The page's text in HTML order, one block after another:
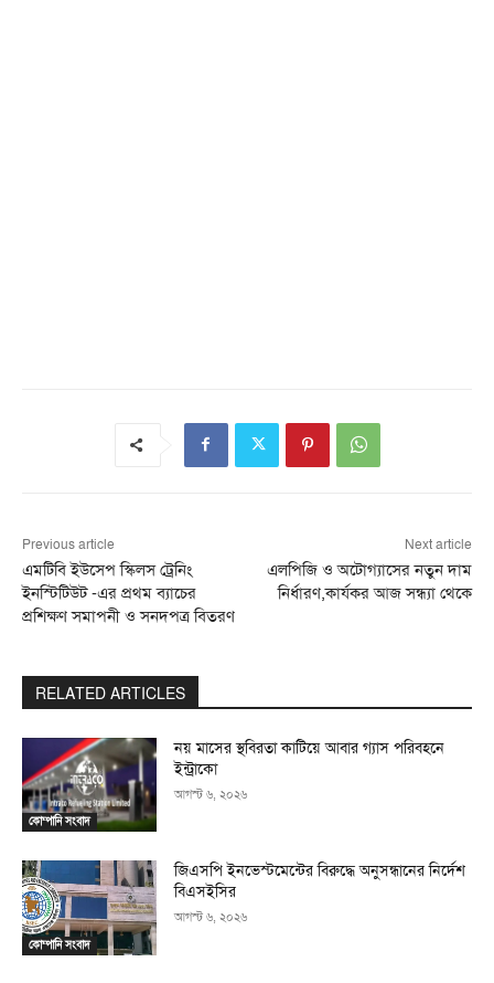
Previous article
এমটিবি ইউসেপ স্কিলস ট্রেনিং
ইনস্টিটিউট -এর প্রথম ব্যাচের
প্রশিক্ষণ সমাপনী ও সনদপত্র বিতরণ
Next article
এলপিজি ও অটোগ্যাসের নতুন দাম
নির্ধারণ,কার্যকর আজ সন্ধ্যা থেকে
RELATED ARTICLES
কোম্পানি সংবাদ
নয় মাসের স্থবিরতা কাটিয়ে আবার গ্যাস পরিবহনে
ইন্ট্রাকো
আগস্ট ৬, ২০২৬
কোম্পানি সংবাদ
জিএসপি ইনভেস্টমেন্টের বিরুদ্ধে অনুসন্ধানের নির্দেশ
বিএসইসির
আগস্ট ৬, ২০২৬